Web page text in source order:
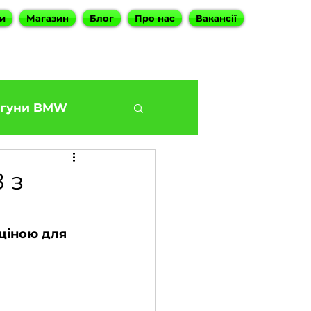
Магазин Блог Про нас Вакансії
BMW
BMW G30 540
з
для